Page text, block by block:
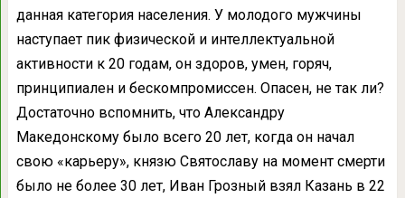
данная категория населения. У молодого мужчины
наступает пик физической и интеллектуальной
активности к 20 годам, он здоров, умен, горяч,
принципиален и бескомпромиссен. Опасен, не так ли?
Достаточно вспомнить, что Александру
Македонскому было всего 20 лет, когда он начал
свою «карьеру», князю Святославу на момент смерти
было не более 30 лет, Иван Грозный взял Казань в 22